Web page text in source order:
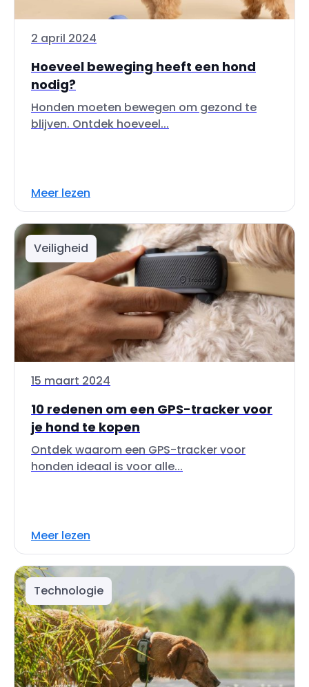
2 april 2024
Hoeveel beweging heeft een hond
nodig?
Honden moeten bewegen om gezond te
blijven. Ontdek hoeveel...
Meer lezen
Veiligheid
15 maart 2024
10 redenen om een GPS-tracker voor
je hond te kopen
Ontdek waarom een GPS-tracker voor
honden ideaal is voor alle...
Meer lezen
Technologie